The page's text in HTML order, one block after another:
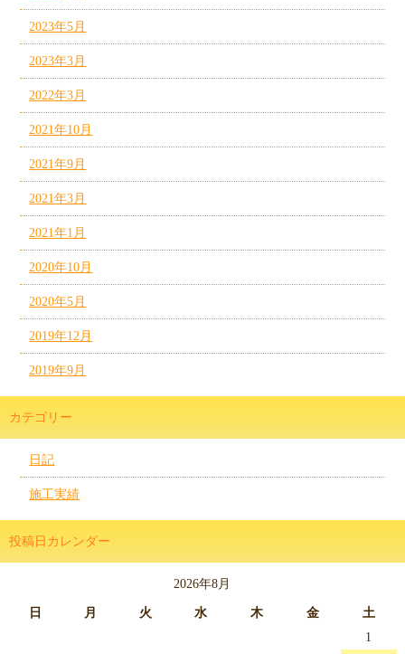
2023年5月
2023年3月
2022年3月
2021年10月
2021年9月
2021年3月
2021年1月
2020年10月
2020年5月
2019年12月
2019年9月
カテゴリー
日記
施工実績
投稿日カレンダー
2026年8月
日 月 火 水 木 金
土
1